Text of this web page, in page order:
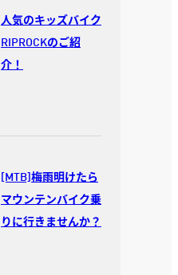
人気のキッズバイク
RIPROCKのご紹
介！
[MTB]梅雨明けたら
マウンテンバイク乗
りに行きませんか？